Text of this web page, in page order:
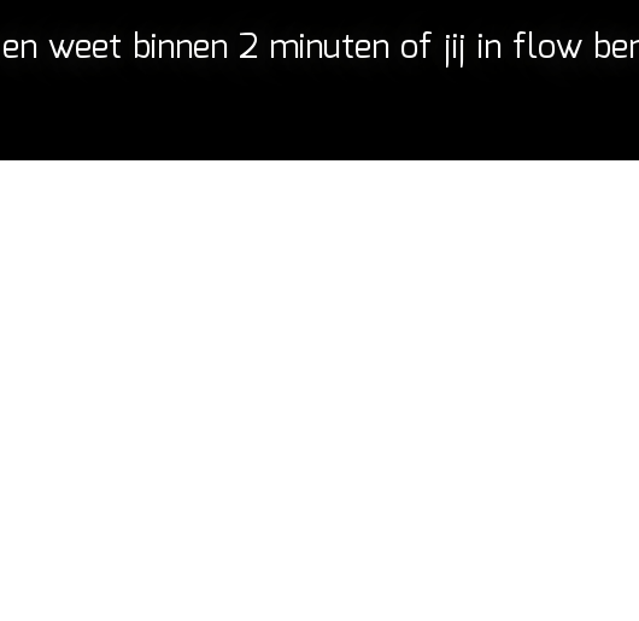
weet binnen 2 minuten of jij in flow